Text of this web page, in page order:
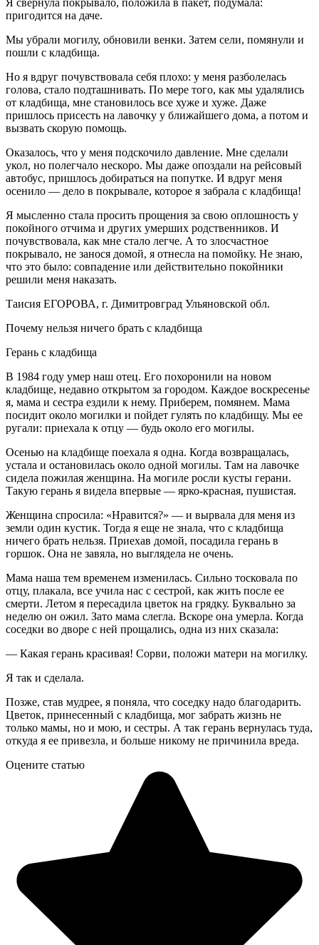
пригодится на даче.
Мы убрали могилу, обновили венки. Затем сели, помянули и
пошли с кладбища.
Но я вдруг почувствовала себя плохо: у меня разболелась
голова, стало подташнивать. По мере того, как мы удалялись
от кладбища, мне становилось все хуже и хуже. Даже
пришлось присесть на лавочку у ближайшего дома, а потом и
вызвать скорую помощь.
Оказалось, что у меня подскочило давление. Мне сделали
укол, но полегчало нескоро. Мы даже опоздали на рейсовый
автобус, пришлось добираться на попутке. И вдруг меня
осенило — дело в покрывале, которое я забрала с кладбища!
Я мысленно стала просить прощения за свою оплошность у
покойного отчима и других умерших родственников. И
почувствовала, как мне стало легче. А то злосчастное
покрывало, не занося домой, я отнесла на помойку. Не знаю,
что это было: совпадение или действительно покойники
решили меня наказать.
Таисия ЕГОРОВА, г. Димитровград Ульяновской обл.
Почему нельзя ничего брать с кладбища
Герань с кладбища
В 1984 году умер наш отец. Его похоронили на новом
кладбище, недавно открытом за городом. Каждое воскресенье
я, мама и сестра ездили к нему. Приберем, помянем. Мама
посидит около могилки и пойдет гулять по кладбищу. Мы ее
ругали: приехала к отцу — будь около его могилы.
Осенью на кладбище поехала я одна. Когда возвращалась,
устала и остановилась около одной могилы. Там на лавочке
сидела пожилая женщина. На могиле росли кусты герани.
Такую герань я видела впервые — ярко-красная, пушистая.
Женщина спросила: «Нравится?» — и вырвала для меня из
земли один кустик. Тогда я еще не знала, что с кладбища
ничего брать нельзя. Приехав домой, посадила герань в
горшок. Она не завяла, но выглядела не очень.
Мама наша тем временем изменилась. Сильно тосковала по
отцу, плакала, все учила нас с сестрой, как жить после ее
смерти. Летом я пересадила цветок на грядку. Буквально за
неделю он ожил. Зато мама слегла. Вскоре она умерла. Когда
соседки во дворе с ней прощались, одна из них сказала:
— Какая герань красивая! Сорви, положи матери на могилку.
Я так и сделала.
Позже, став мудрее, я поняла, что соседку надо благодарить.
Цветок, принесенный с кладбища, мог забрать жизнь не
только мамы, но и мою, и сестры. А так герань вернулась туда,
откуда я ее привезла, и больше никому не причинила вреда.
Оцените статью